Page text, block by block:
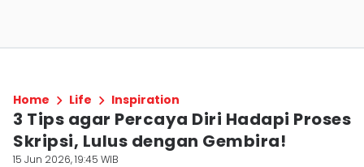
Home Life Inspiration
3 Tips agar Percaya Diri Hadapi Proses
Skripsi, Lulus dengan Gembira!
15 Jun 2026, 19:45 WIB